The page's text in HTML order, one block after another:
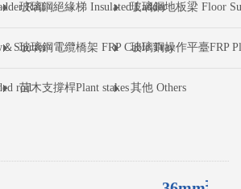
Rail
玻璃鋼絕緣梯 Insulated Ladder玻璃鋼地板梁 Floor
Shutter
玻璃鋼電纜橋架 FRP Cable Tray玻璃鋼操作平臺FRP
rod
苗木支撐桿Plant stakes其他 Others